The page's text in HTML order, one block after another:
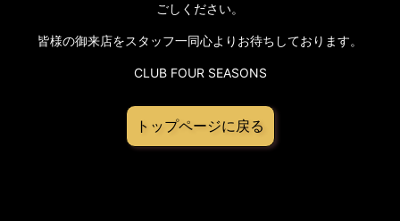
ごしください。
皆様の御来店をスタッフ一同心よりお待ちしております。
CLUB FOUR SEASONS
トップページに戻る